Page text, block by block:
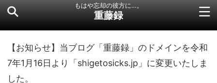
もはや忘却の彼方に…。
重藤録
【お知らせ】当ブログ「重藤録」のドメインを令和
7年1月16日より「shigetosicks.jp」に変更いたしま
した。